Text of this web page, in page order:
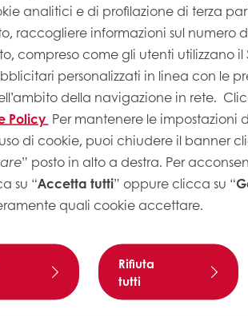
analitici e di profilazione di terza
raccogliere informazioni sul numero
compreso come gli utenti utilizzano
personalizzati in linea con le
della navigazione in rete.
Policy Per mantenere le impostazioni
di cookie, puoi chiudere il banner
” posto in alto a destra. Per
su “Accetta tutti” oppure clicca su “
quali cookie accettare.
Rifiuta
tutti